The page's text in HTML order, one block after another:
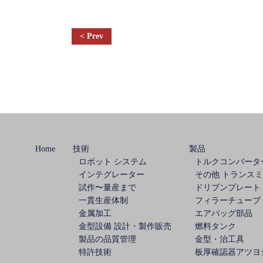
投
ゲ
ー
シ
ョ
Home
技術
ロボット システム
インテグレーター
試作〜量産まで
一貫生産体制
金属加工
金型設備 設計・製作販売
製品の品質管理
特許技術
製品
トルクコンバータ
その他 トランス
ドリブンプレート
フィラーチューブ
エアバッグ部品
燃料タンク
金型・治工具
板厚確認器アツヨ